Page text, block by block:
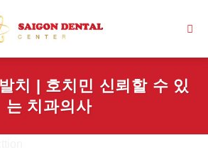
치 | 호치민 신뢰할 수 있
는 치과의사